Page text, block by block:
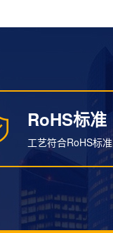
RoHS标准
工艺符合RoHS标准
RoHS标准